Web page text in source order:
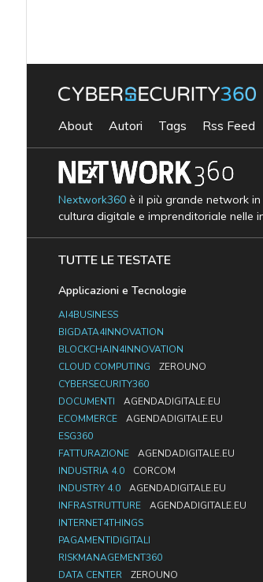
About Autori Tags Rss Feed
Nextwork360è il più grande network in
cultura digitale e imprenditoriale nelle
TUTTE LE TESTATE
Applicazioni e Tecnologie
AI4BUSINESS
BIGDATA4INNOVATION
BLOCKCHAIN4INNOVATION
CLOUD COMPUTING
ZEROUNO
CYBERSECURITY360
DOCUMENTI
AGENDADIGITALE.EU
ECOMMERCE
AGENDADIGITALE.EU
ESG360
FATTURAZIONE
AGENDADIGITALE.EU
INDUSTRIA 4.0
CORCOM
INDUSTRY 4.0
AGENDADIGITALE.EU
INFRASTRUTTURE
AGENDADIGITALE.EU
INTERNET4THINGS
PAGAMENTIDIGITALI
RISKMANAGEMENT360
DATA CENTER
ZEROUNO